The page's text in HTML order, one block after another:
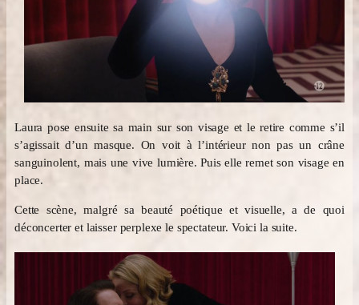
Laura pose ensuite sa main sur son visage et le retire comme s’il
s’agissait d’un masque. On voit à l’intérieur non pas un crâne
sanguinolent, mais une vive lumière. Puis elle remet son visage en
place.
Cette scène, malgré sa beauté poétique et visuelle, a de quoi
déconcerter et laisser perplexe le spectateur. Voici la suite.